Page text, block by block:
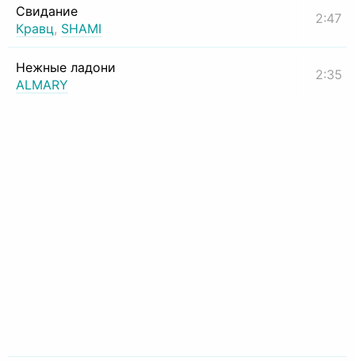
Свидание
Кравц, SHAMI
2:47
Нежные ладони
ALMARY
2:35